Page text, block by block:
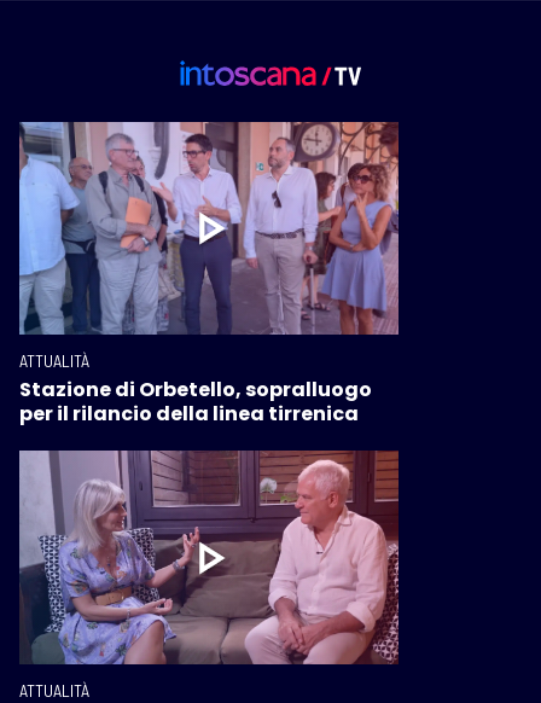
ATTUALITÀ
Stazione di Orbetello, sopralluogo
per il rilancio della linea tirrenica
ATTUALITÀ